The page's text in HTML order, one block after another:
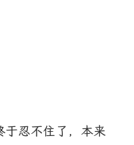
于忍不住了，本来